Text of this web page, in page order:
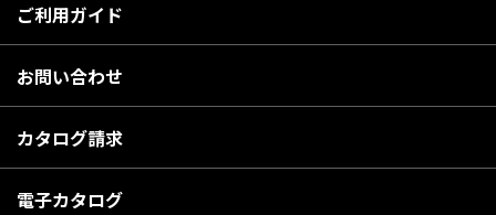
ご利用ガイド
お問い合わせ
カタログ請求
電子カタログ